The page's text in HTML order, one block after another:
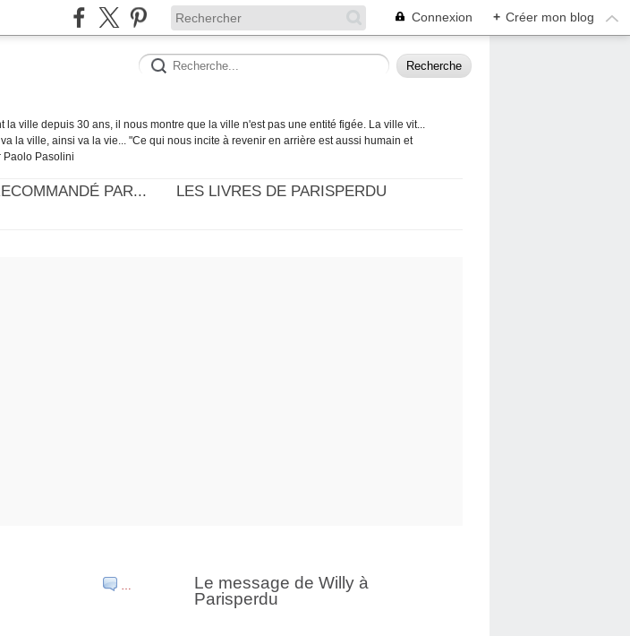
Connexion + Créer mon blog
ville depuis 30 ans, il nous montre que la ville n'est pas une entité figée. La ville vit...
la ville, ainsi va la vie... "Ce qui nous incite à revenir en arrière est aussi humain et
Paolo Pasolini
PAR...
LES LIVRES DE PARISPERDU
…
Le message de Willy à
Parisperdu